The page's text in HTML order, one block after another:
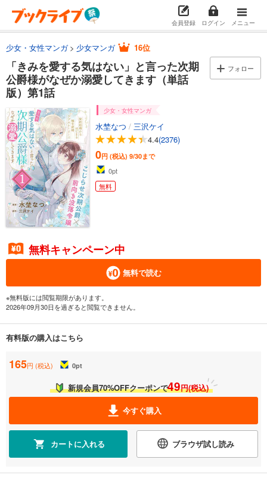
会員登録 ログイン メニュー
少女・女性マンガ 少女マンガ 16位
「きみを愛する気はない」と言った次期
公爵様がなぜか溺愛してきます（単話
版）第1話
フォロー
少女・女性マンガ
水埜なつ / 三沢ケイ
4.4(2376)
0円 (税込) 9/30まで
0pt
無料
無料キャンペーン中
無料で読む
※無料版には閲覧期限があります。
2026年09月30日を過ぎると閲覧できません。
有料版の購入はこちら
165円 (税込) 0pt
新規会員70%OFFクーポンで49円(税込)
今すぐ購入
カートに入れる ブラウザ試し読み